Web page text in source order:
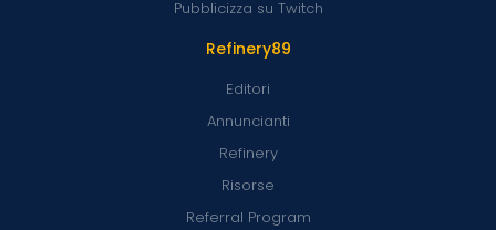
Refinery89
Editori
Annuncianti
Refinery
Risorse
Referral Program
Pubblicizza su Twitch